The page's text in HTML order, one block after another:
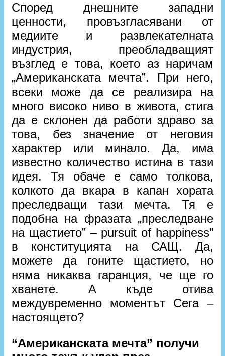
Според днешните западни
ценности, провъзгласявани от
медиите и развлекателната
индустрия, преобладващият
възглед е това, което аз наричам
„Американската мечта”. При него,
всеки може да се реализира на
много високо ниво в живота, стига
да е склонен да работи здраво за
това, без значение от неговия
характер или минало. Да, има
известно количество истина в тази
идея. Тя обаче е само толкова,
колкото да вкара в капан хората
преследващи тази мечта. Тя е
подобна на фразата „преследване
на щастието” – pursuit of happiness”
в конституцията на САЩ. Да,
можете да гоните щастието, но
няма никаква гаранция, че ще го
хванете. А къде отива
междувременно моментът Сега –
настоящето?
“Американската мечта” получи